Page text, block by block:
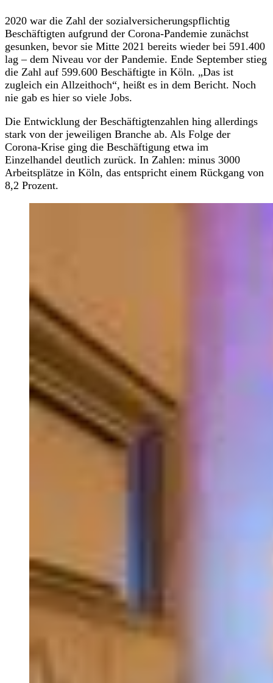
2020 war die Zahl der sozialversicherungspflichtig
Beschäftigten aufgrund der Corona-Pandemie zunächst
gesunken, bevor sie Mitte 2021 bereits wieder bei 591.400
lag – dem Niveau vor der Pandemie. Ende September stieg
die Zahl auf 599.600 Beschäftigte in Köln. „Das ist
zugleich ein Allzeithoch“, heißt es in dem Bericht. Noch
nie gab es hier so viele Jobs.
Die Entwicklung der Beschäftigtenzahlen hing allerdings
stark von der jeweiligen Branche ab. Als Folge der
Corona-Krise ging die Beschäftigung etwa im
Einzelhandel deutlich zurück. In Zahlen: minus 3000
Arbeitsplätze in Köln, das entspricht einem Rückgang von
8,2 Prozent.